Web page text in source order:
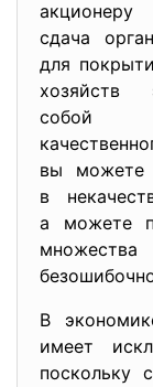
сдача
для
собой
вы можете
в
а можете
В
имеет
поскольку